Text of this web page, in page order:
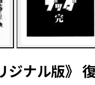
ジナル版》